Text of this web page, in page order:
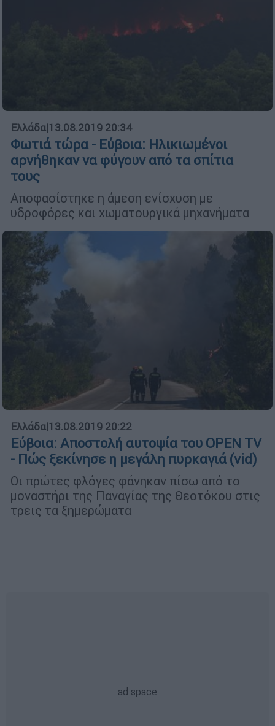
Ελλάδα|13.08.2019 20:34
Φωτιά τώρα - Εύβοια: Ηλικιωμένοι
αρνήθηκαν να φύγουν από τα σπίτια
τους
Aποφασίστηκε η άμεση ενίσχυση με
υδροφόρες και χωματουργικά μηχανήματα
Ελλάδα|13.08.2019 20:22
Εύβοια: Αποστολή αυτοψία του OPEN TV
- Πώς ξεκίνησε η μεγάλη πυρκαγιά (vid)
Οι πρώτες φλόγες φάνηκαν πίσω από το
μοναστήρι της Παναγίας της Θεοτόκου στις
τρεις τα ξημερώματα